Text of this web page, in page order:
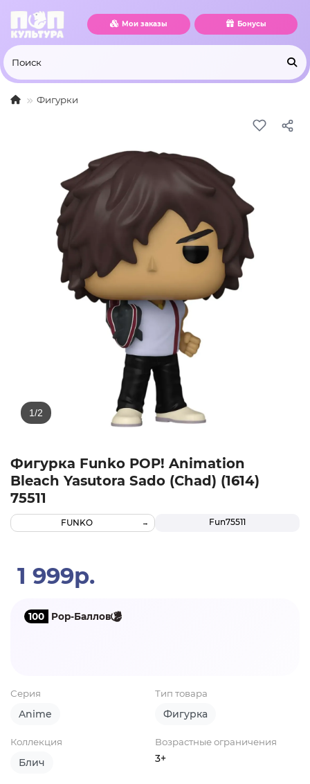
Мои заказы Бонусы
Фигурки
Фигурка Funko POP! Animation
Bleach Yasutora Sado (Chad) (1614)
75511
Fun75511
FUNKO
1 999р.
100 Pop-Баллов
Серия
Anime
Тип товара
Фигурка
Коллекция
Блич
Возрастные ограничения
3+